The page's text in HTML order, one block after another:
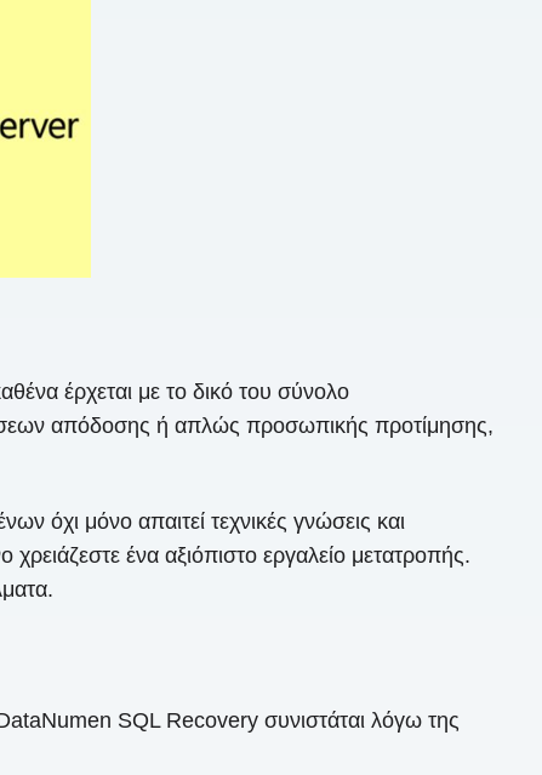
έρχεται με το δικό του σύνολο
απόδοσης ή απλώς προσωπικής προτίμησης,
όχι μόνο απαιτεί τεχνικές γνώσεις και
ένα αξιόπιστο εργαλείο μετατροπής.
SQL Recovery συνιστάται λόγω της